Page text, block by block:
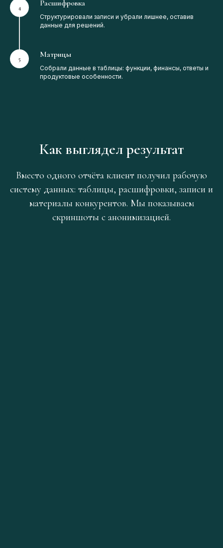
Расшифровка
Структурировали записи и убрали лишнее, оставив
данные для решений.
Матрицы
Собрали данные в таблицы: функции, финансы, ответы и
продуктовые особенности.
Как выглядел результат
Вместо одного отчёта клиент получил рабочую
систему данных: таблицы, расшифровки, записи и
материалы конкурентов. Мы показываем
скриншоты с анонимизацией.